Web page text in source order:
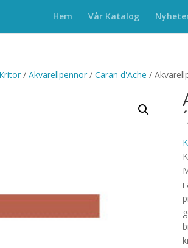
Hem Vår Katalog
/Akvarellpennor /Caran d'Ache /
i